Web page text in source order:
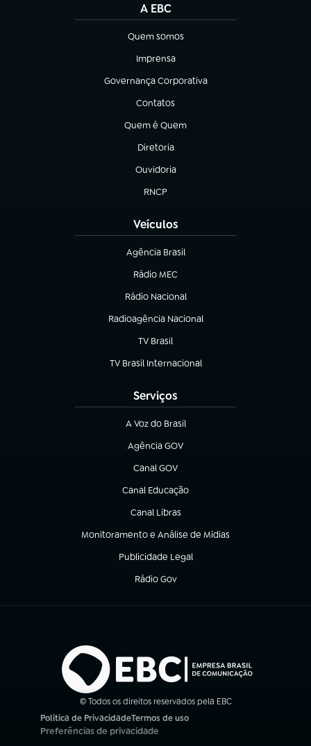
A EBC
Quem somos
(abre em nova aba)
Imprensa
(abre em nova aba)
Governança Corporativa
(abre em nova aba)
Contatos
(abre em nova aba)
Quem é Quem
(abre em nova aba)
Diretoria
(abre em nova aba)
Ouvidoria
(abre em nova aba)
RNCP
(abre em nova aba)
Veículos
Agência Brasil
(abre em nova aba)
Rádio MEC
Rádio Nacional
(abre em nova aba)
Radioagência Nacional
(abre em nova aba)
TV Brasil
(abre em nova aba)
TV Brasil Internacional
(abre em nova aba)
Serviços
A Voz do Brasil
(abre em nova aba)
Agência GOV
(abre em nova aba)
Canal GOV
(abre em nova aba)
Canal Educação
(abre em nova aba)
Canal Libras
(abre em nova aba)
Monitoramento e Análise de Mídias
(abre em nova aba)
Publicidade Legal
(abre em nova aba)
Rádio Gov
(abre em nova aba)
© Todos os direitos reservados pela EBC
Política de Privacidade
(abre em nova aba)
Termos de uso
(abre em nova aba)
Preferências de privacidade